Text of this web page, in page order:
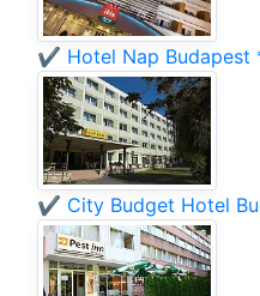
✔️ Hotel Nap Budapest
✔️ City Budget Hotel